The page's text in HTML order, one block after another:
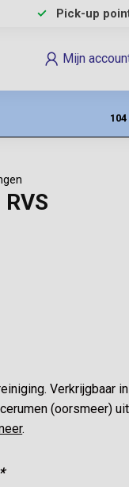
Pick-up
Mijn
104
Verkrijgbaar
(oorsmeer)
.
*